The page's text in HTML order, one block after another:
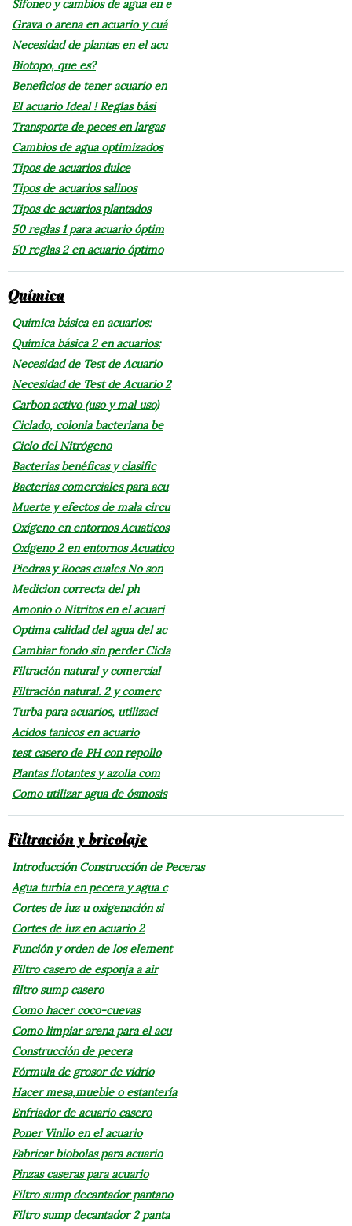
Sifoneo y cambios de agua en e
Grava o arena en acuario y cuá
Necesidad de plantas en el acu
Biotopo, que es?
Beneficios de tener acuario en
El acuario Ideal ! Reglas bási
Transporte de peces en largas
Cambios de agua optimizados
Tipos de acuarios dulce
Tipos de acuarios salinos
Tipos de acuarios plantados
50 reglas 1 para acuario óptim
50 reglas 2 en acuario óptimo
Química
Química básica en acuarios:
Química básica 2 en acuarios:
Necesidad de Test de Acuario
Necesidad de Test de Acuario 2
Carbon activo (uso y mal uso)
Ciclado, colonia bacteriana be
Ciclo del Nitrógeno
Bacterias benéficas y clasific
Bacterias comerciales para acu
Muerte y efectos de mala circu
Oxígeno en entornos Acuaticos
Oxígeno 2 en entornos Acuatico
Piedras y Rocas cuales No son
Medicion correcta del ph
Amonio o Nitritos en el acuari
Optima calidad del agua del ac
Cambiar fondo sin perder Cicla
Filtración natural y comercial
Filtración natural. 2 y comerc
Turba para acuarios, utilizaci
Acidos tanicos en acuario
test casero de PH con repollo
Plantas flotantes y azolla com
Como utilizar agua de ósmosis
Filtración y bricolaje
Introducción Construcción de Peceras
Agua turbia en pecera y agua c
Cortes de luz u oxigenación si
Cortes de luz en acuario 2
Función y orden de los element
Filtro casero de esponja a air
filtro sump casero
Como hacer coco-cuevas
Como limpiar arena para el acu
Construcción de pecera
Fórmula de grosor de vidrio
Hacer mesa,mueble o estantería
Enfriador de acuario casero
Poner Vinilo en el acuario
Fabricar biobolas para acuario
Pinzas caseras para acuario
Filtro sump decantador pantano
Filtro sump decantador 2 panta